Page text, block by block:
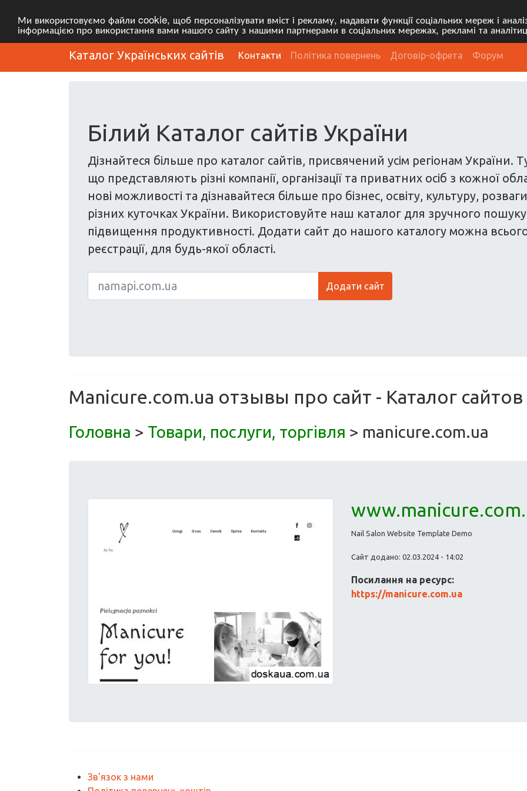
Ми використовуємо файли cookie, щоб персоналізувати вміст і рекламу, надавати функції соціальних мереж і
інформацією про використання вами нашого сайту з нашими партнерами в соціальних мережах, рекламі та
Каталог Українських сайтів Контакти Політика повернень Договір-офрета Форум
Білий Каталог сайтів України
Дізнайтеся більше про каталог сайтів, присвячений усім регіонам
що представляють різні компанії, організації та приватних осіб з кожної
нові можливості та дізнавайтеся більше про бізнес, освіту, культуру,
різних куточках України. Використовуйте наш каталог для зручного пошуку
підвищення продуктивності. Додати сайт до нашого каталогу можна всього
реєстрації, для будь-якої області.
Додати сайт
Manicure.com.ua отзывы про сайт - Каталог сайтов
Головна > Товари, послуги, торгівля > manicure.com.ua
Nail Salon Website Template Demo
Сайт додано: 02.03.2024 - 14:02
Посилання на ресурс:
https://manicure.com.ua
Зв'язок з нами